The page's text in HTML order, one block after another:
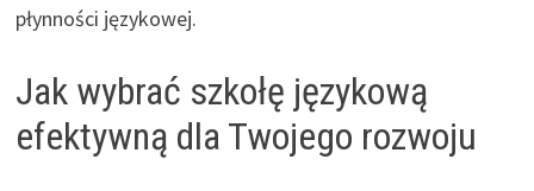
płynności językowej.
Jak wybrać szkołę językową
efektywną dla Twojego rozwoju